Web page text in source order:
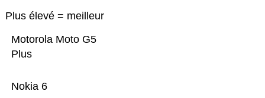
Plus élevé = meilleur
Nokia 6
Motorola Moto G5
Plus